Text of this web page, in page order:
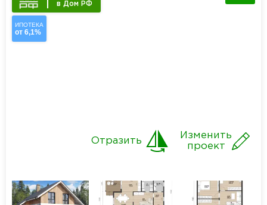
в Дом РФ
ИПОТЕКА
от 6,1%
Изменить
проект
Отразить